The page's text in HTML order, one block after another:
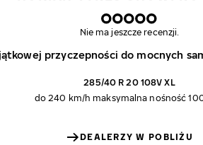
przyczepności do mocnych
Nie ma jeszcze recenzji.
285/40 R 20 108V XL
do 240 km/h maksymalna nośność
DEALERZY W POBLIŻU